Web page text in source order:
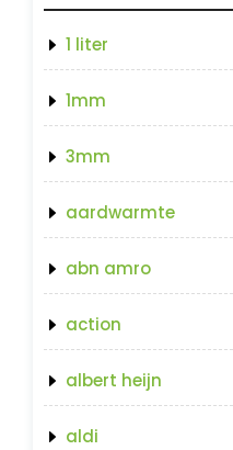
1 liter
1mm
3mm
aardwarmte
abn amro
action
albert heijn
aldi